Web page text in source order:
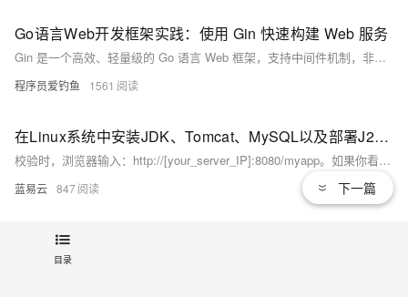
目录
Go语言Web开发框架实践：使用 Gin 快速构建 Web 服务
Gin 是一个高效、轻量级的 Go 语言 Web 框架，支持中间件机制，非常适合开发 RESTful API。本文从安装到进阶技巧全面解析 Gin 的使用：快速入门示例（Hello Gin）、定义 RESTful 用户服务（增删改查接口实现），以及推荐实践如参数校验、中间件和路由分组等。通过对比标准库 `net/http`，Gin 提供更简洁灵活的开发体验。此外，还推荐了 GORM、Viper、Zap 等配合使用的工具库，助力高效开发。
程序员爱钓鱼 1561
在Linux系统中安装JDK、Tomcat、MySQL以及部署J2EE后端接口
校验时，浏览器输入：http://[your_server_IP]:8080/myapp。如果你看到你的应用的欢迎页面，恭喜你，一切都已就绪。
蓝易云 847 下一篇